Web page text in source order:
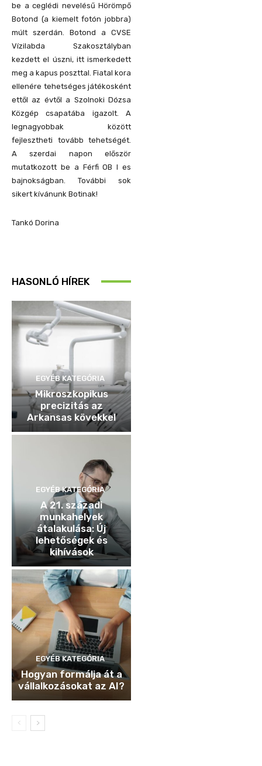
be a ceglédi nevelésű Hörömpő
Botond (a kiemelt fotón jobbra)
múlt szerdán. Botond a CVSE
Vízilabda Szakosztályban
kezdett el úszni, itt ismerkedett
meg a kapus poszttal. Fiatal kora
ellenére tehetséges játékosként
ettől az évtől a Szolnoki Dózsa
Közgép csapatába igazolt. A
legnagyobbak között
fejlesztheti tovább tehetségét.
A szerdai napon először
mutatkozott be a Férfi OB I es
bajnokságban. További sok
sikert kívánunk Botinak!
Tankó Dorina
HASONLÓ HÍREK
EGYÉB KATEGÓRIA
Mikroszkopikus
precizitás az
Arkansas kövekkel
EGYÉB KATEGÓRIA
A 21. századi
munkahelyek
átalakulása: Új
lehetőségek és
kihívások
EGYÉB KATEGÓRIA
Hogyan formálja át a
vállalkozásokat az AI?